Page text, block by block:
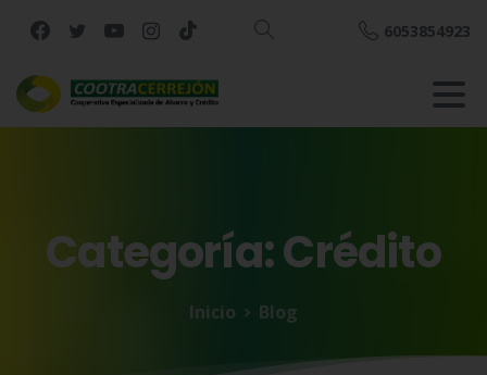
Buscar
6053854923
Categoría:Crédito
Inicio Blog